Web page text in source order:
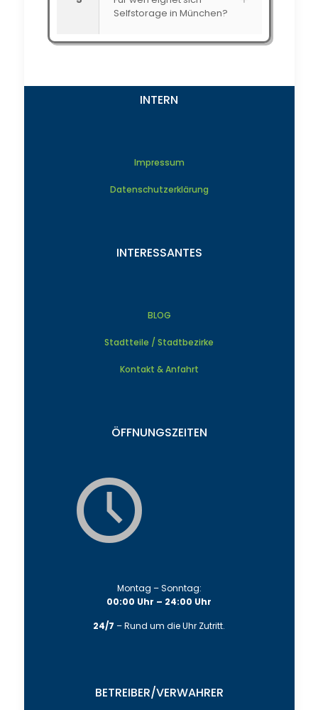
Selfstorage in München?
INTERN
Impressum
Datenschutzerklärung
INTERESSANTES
BLOG
Stadtteile / Stadtbezirke
Kontakt & Anfahrt
ÖFFNUNGSZEITEN
Montag – Sonntag:
00:00 Uhr – 24:00 Uhr
24/7 – Rund um die Uhr Zutritt.
BETREIBER/VERWAHRER